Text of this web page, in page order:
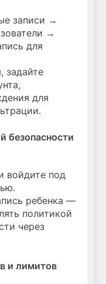
записи →
→
для
задайте
для
безопасности
войдите под
ребенка —
политикой
через
и лимитов